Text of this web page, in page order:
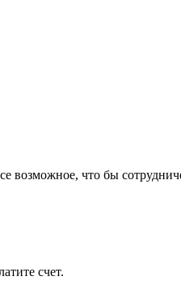
возможное, что бы
счет.